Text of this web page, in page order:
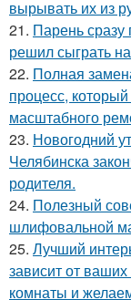
вырывать их из
21. Парень сразу
решил сыграть
22. Полная
процесс,
масштабного
23. Новогодний
Челябинска
родителя.
24. Полезный
шлифовальной
25. Лучший
зависит от
комнаты и